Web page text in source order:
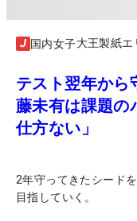
国内女子大王製紙エ
テスト翌年か
藤未有は課題の
仕方ない」
2年守ってきたシード
目指していく。